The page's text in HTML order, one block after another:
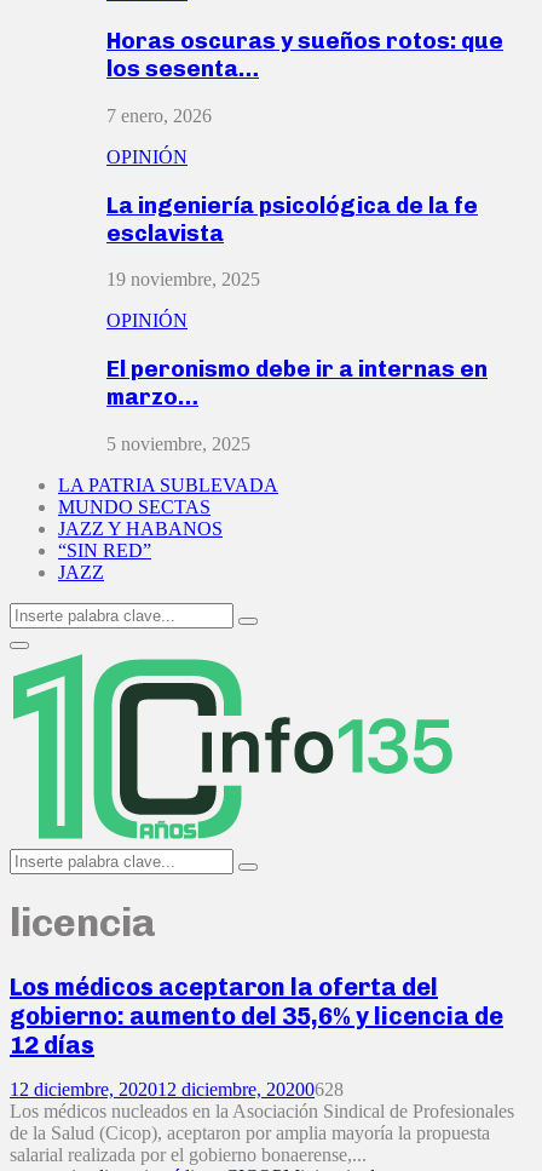
Horas oscuras y sueños rotos: que
los sesenta…
7 enero, 2026
OPINIÓN
La ingeniería psicológica de la fe
esclavista
19 noviembre, 2025
OPINIÓN
El peronismo debe ir a internas en
marzo…
5 noviembre, 2025
LA PATRIA SUBLEVADA
MUNDO SECTAS
JAZZ Y HABANOS
“SIN RED”
JAZZ
Search
for:
Search
Primary
Menu
Search
for:
Search
licencia
Los médicos aceptaron la oferta del
gobierno: aumento del 35,6% y licencia de
12 días
12 diciembre, 202012 diciembre, 20200628
Los médicos nucleados en la Asociación Sindical de Profesionales
de la Salud (Cicop), aceptaron por amplia mayoría la propuesta
salarial realizada por el gobierno bonaerense,...